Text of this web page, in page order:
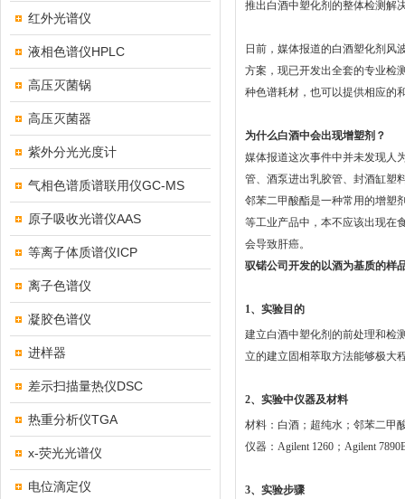
红外光谱仪
液相色谱仪HPLC
高压灭菌锅
高压灭菌器
紫外分光光度计
气相色谱质谱联用仪GC-MS
原子吸收光谱仪AAS
等离子体质谱仪ICP
离子色谱仪
凝胶色谱仪
进样器
差示扫描量热仪DSC
热重分析仪TGA
x-荧光光谱仪
电位滴定仪
推出白酒中塑化剂的整体检测解
日前，媒体报道的白酒塑化剂风
方案，现已开发出全套的专业检
种色谱耗材，也可以提供相应的
为什么白酒中会出现增塑剂？
媒体报道这次事件中并未发现人
管、酒泵进出乳胶管、封酒缸塑
邻苯二甲酸酯是一种常用的增塑
等工业产品中，本不应该出现在
会导致肝癌。
驭锘公司开发的以酒为基质的样
1、实验目的
建立白酒中塑化剂的前处理和检
立的建立固相萃取方法能够极大
2、实验中仪器及材料
材料：白酒；超纯水；邻苯二甲
仪器：Agilent 1260；Agilent
3、实验步骤